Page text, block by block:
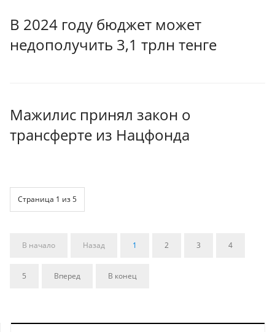
В 2024 году бюджет может
недополучить 3,1 трлн тенге
Мажилис принял закон о
трансферте из Нацфонда
Страница 1 из 5
В начало Назад 1 2 3 4
5 Вперед В конец